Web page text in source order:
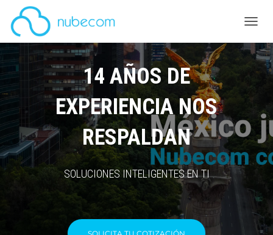
14 AÑOS DE
EXPERIENCIA NOS
RESPALDAN
SOLUCIONES INTELIGENTES EN TI